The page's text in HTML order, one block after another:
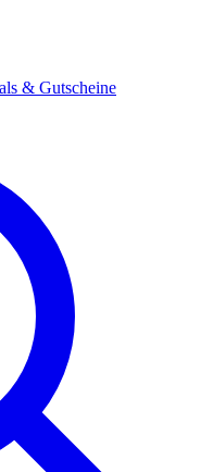
& Gutscheine